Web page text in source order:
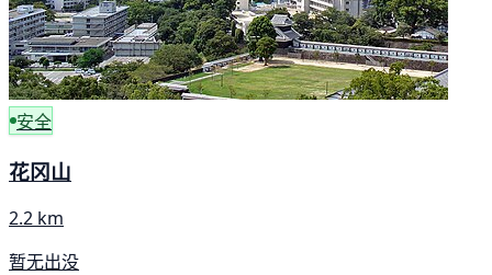
安全
花冈山
2.2 km
暂无出没